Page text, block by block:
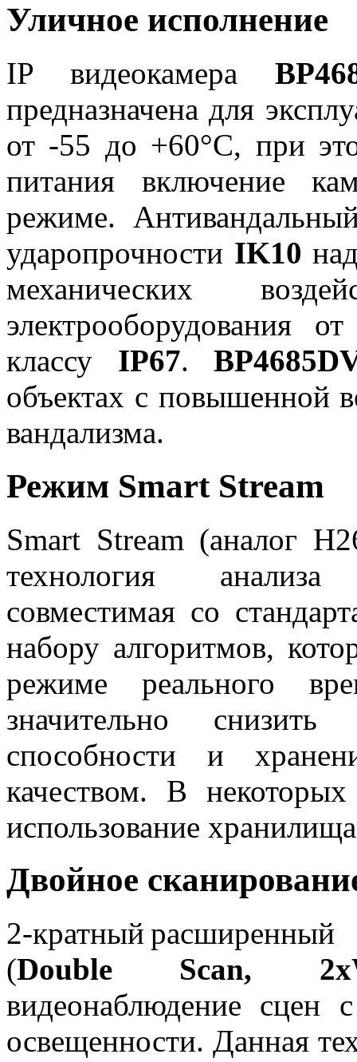
Уличное исполнение
IP видеокамера
предназначена для
от -55 до +60°C, при
питания включение
режиме.
ударопрочности IK10
механических
электрооборудования
классу IP67.
объектах с повышенной
вандализма.
Режим Smart Stream
Smart Stream (аналог
технология
совместимая со
набору алгоритмов,
режиме реального
значительно
способности и
качеством. В
использование
Двойное
2-кратный
(Double Scan,
видеонаблюдение сцен
освещенности. Данная